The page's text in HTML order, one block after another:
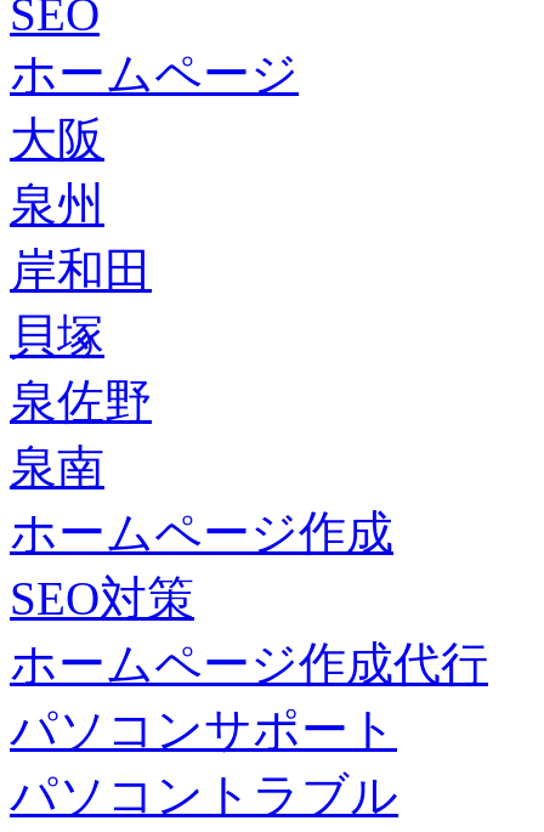
SEO
ホームページ
大阪
泉州
岸和田
貝塚
泉佐野
泉南
ホームページ作成
SEO対策
ホームページ作成代行
パソコンサポート
パソコントラブル